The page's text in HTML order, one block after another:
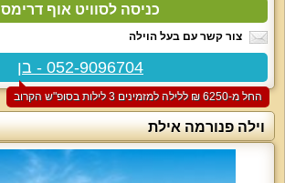
כניסה לסוויט אוף דרימס
צור קשר עם בעל הוילה
052-9096704 - בן
החל מ-‏6250 ₪ ללילה למזמינים 3 לילות בסופ"ש הקרוב
וילה פנורמה אילת